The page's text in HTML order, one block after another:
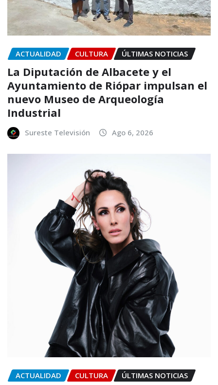
ACTUALIDAD CULTURA ÚLTIMAS NOTICIAS
La Diputación de Albacete y el
Ayuntamiento de Riópar impulsan el
nuevo Museo de Arqueología
Industrial
Sureste Televisión Ago 6, 2026
ACTUALIDAD CULTURA ÚLTIMAS NOTICIAS